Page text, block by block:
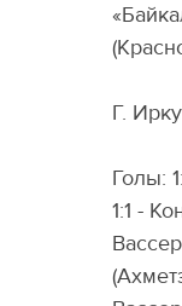
Г.
Голы:
1:1 -